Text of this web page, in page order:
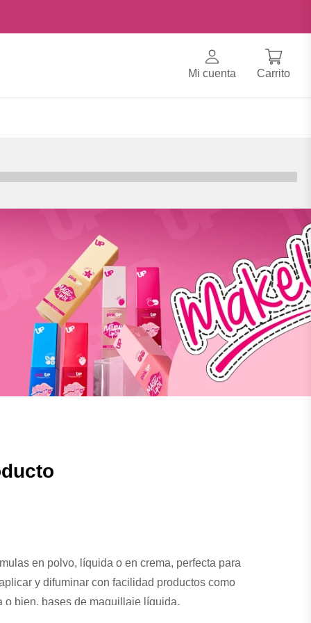
Mi cuenta Carrito
en polvo, líquida o en crema, perfecta para
y difuminar con facilidad productos como
o bien, bases de maquillaje líquida.